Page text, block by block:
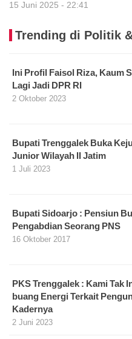
15 Juni 2025 - 22:41
Trending di Politik
Ini Profil Faisol Riza, Kaum
Lagi Jadi DPR RI
2 Oktober 2023
Bupati Trenggalek Buka
Junior Wilayah II Jatim
1 Juli 2023
Bupati Sidoarjo : Pensiun
Pengabdian Seorang PNS
16 Oktober 2017
PKS Trenggalek : Kami Tak
buang Energi Terkait
Kadernya
2 Juni 2023